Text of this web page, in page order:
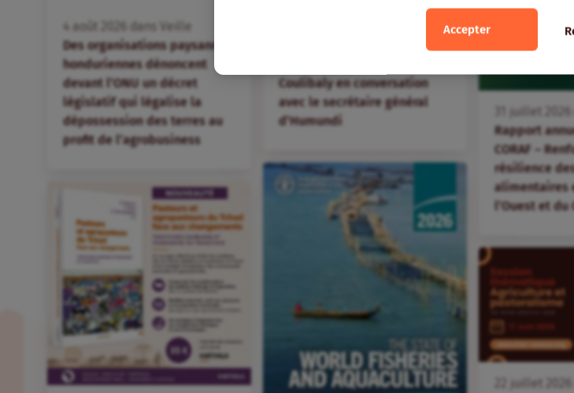
Accepter
4 août dans
Veille
Des organisations paysannes
honduriennes dénoncent
devant l’ONU un décret
législatif qui légalise la
dépossession des terres au
profit de l’agrobusiness
FR
#22 « Mettre fin à la pauvreté
Coulibaly en conversation
avec le secrétaire général
d’Humundi
juillet
Rapport
CORAF –
résilience
alimentaires
l’Ouest et du
juillet